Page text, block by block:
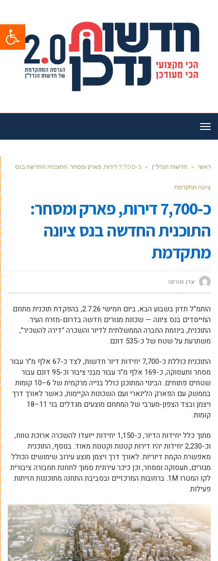
פתח
תפריט
ראשי » חדשות הנדל''ן » כ-7,700 דירות, פארק ומסחר: התוכנית החדשה בנס
ציונה מתקדמת
כ-7,700 דירות, פארק ומסחר:
התוכנית החדשה בנס ציונה
מתקדמת
ערן טוויטו
הותמ”ל תדון בשבוע הבא, ביום חמישי 2.7.26, בהפקדת תוכנית מתחם
המייסדים בנס ציונה — שכונת מגורים חדשה בדרום-מזרח העיר.
התוכנית, ביוזמת החברה הממשלתית לדיור והשכרה “דירה להשכיר”,
משתרעת על שטח של כ-535 דונם.
התוכנית כוללת כ-7,700 יחידות דיור חדשות, לצד כ-67 אלף מ”ר עבור
מסחר ותעסוקה, כ-169 אלף מ”ר עבור מבני ציבור וכ-95 דונם עבור
שטחים פתוחים. הבינוי המתוכנן כולל בנייה מרקמית של 6–10 קומות
בממשק עם הפארק הלינארי ועם השכונות הקיימות, כאשר לאורך דרך
ויצמן ובצד הצפון-מערבי של המתחם מוצעים מגדלים בני 11–18
קומות.
מתוך כלל יחידות הדיור, כ-1,150 יחידות ייועדו להשכרה ארוכת טווח,
וכ-2,230 יחידות יהיו דירות קטנות וקטנות מאוד. בנוסף, התוכנית
מאפשרת הקמת דיוריות. לאורך דרך ויצמן מוצע עירוב שימושים הכולל
מגורים, תעסוקה ומסחר, וכן כיכר עירונית סמוך לתחנת תחבורה ציבורית
לקו המטרו 1M. ברחובות המרכזיים ובסביבת התחנה מתוכננות חזיתות
פעילות.